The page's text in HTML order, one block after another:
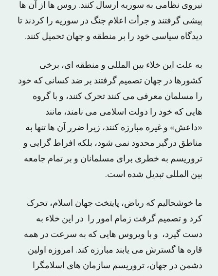
نیروی نظامی به سوریه ارسال کنند. روس ها از آن ها
پیشی گرفتند و جرأت اعلام جنگ در سوریه را کردند تا
دیدگاه سیاسی خود را بر منطقه و جهان تحمیل کنند.
به علت این خلاء بین المللی و منطقه ای، برخی
کشورها در جهان تصمیم گرفتند بر ضد کسانی که خود
را مسلمان معرفی می کنند تحرک کنند، و با گروه
هایی که خود را دولت اسلامی می نامند، مانند
«داعش» و غیره مبارزه کنند، زیرا ضرر آن ها تنها به
مناطق درگیر محدود نمی شود، بلکه افراط گرایی و
تروریسم به خطری برای مسلمانان و بر تمام جامعه
بین المللی تبدیل شده است.
ما خوشحالیم که ریاض، پایتخت جهان اسلام، تحرک
کرد و تصمیم گرفت زمام امور را در این خلاء به
دست گیرد، و با ویروس هایی که به سرعت در همه
قاره ها گسترش می یابند مبارزه کند. امروزه اولین
دشمن در جهان، تروریسم سازمان های اسلامگرا